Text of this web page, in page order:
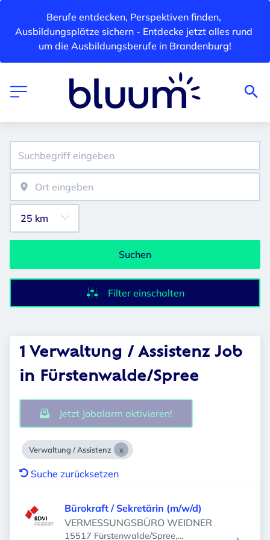
Berufe entdecken, Perspektiven finden,
Ausbildungsplätze sichern - Entdecke jetzt alles rund
um die Ausbildungsberufe in Brandenburg!
Suchen
Filter einschalten
1 Verwaltung / Assistenz Job
in Fürstenwalde/Spree
Jetzt Jobalarm aktivieren!
Verwaltung / Assistenz
Suche zurücksetzen
Bürokraft / Sekretärin (m/w/d)
VERMESSUNGSBÜRO WEIDNER
15517 Fürstenwalde/Spree,